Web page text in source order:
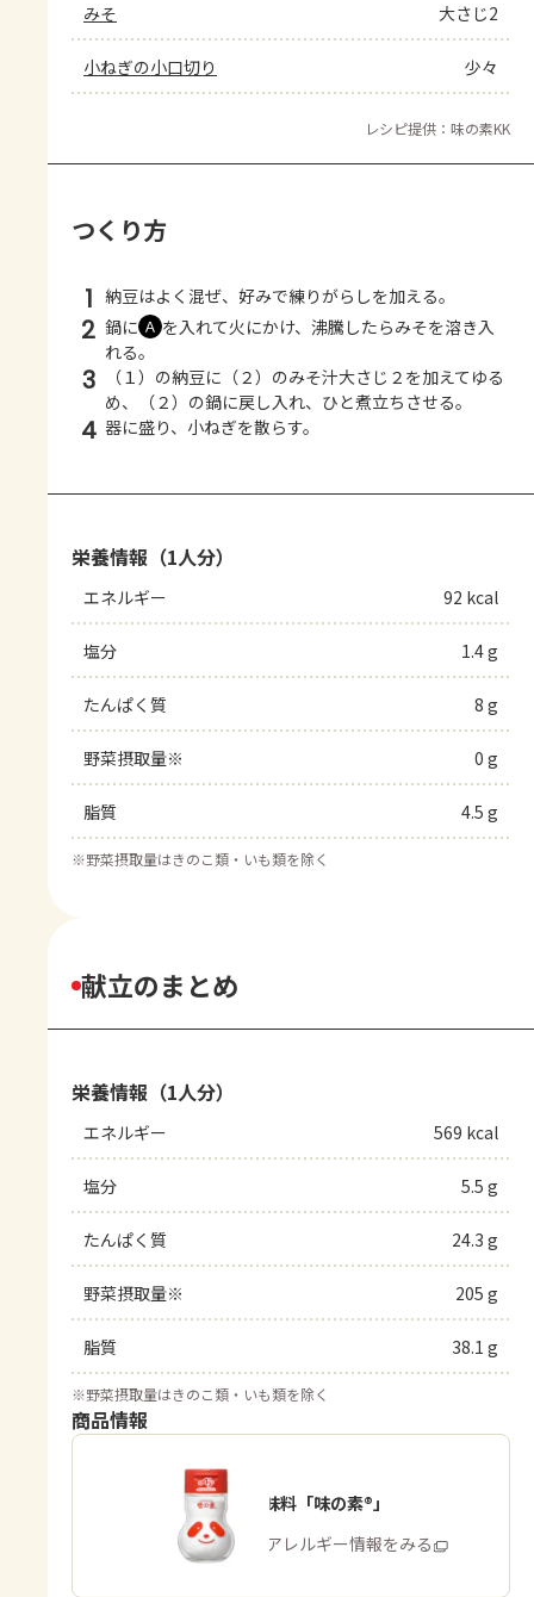
みそ 大さじ2
小ねぎの小口切り 少々
レシピ提供：味の素KK
つくり方
1 納豆はよく混ぜ、好みで練りがらしを加える。
2 鍋に Ａ を入れて火にかけ、沸騰したらみそを溶き入
れる。
3
（１）の納豆に（２）のみそ汁大さじ２を加えてゆる
め、（２）の鍋に戻し入れ、ひと煮立ちさせる。
4 器に盛り、小ねぎを散らす。
栄養情報（1人分）
エネルギー 92 kcal
塩分 1.4 g
たんぱく質 8 g
野菜摂取量※ 0 g
脂質 4.5 g
※野菜摂取量はきのこ類・いも類を除く
献立のまとめ
栄養情報（1人分）
エネルギー 569 kcal
塩分 5.5 g
たんぱく質 24.3 g
野菜摂取量※ 205 g
脂質 38.1 g
※野菜摂取量はきのこ類・いも類を除く
商品情報
うま味調味料「味の素®」
商品・アレルギー情報をみる